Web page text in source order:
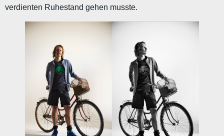
verdienten Ruhestand gehen musste.